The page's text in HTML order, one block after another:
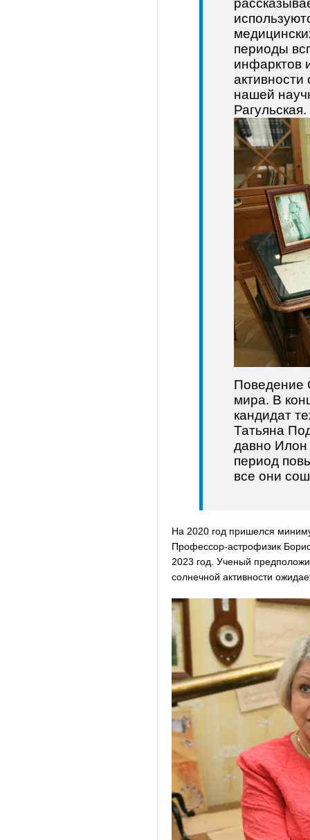
периоды
инфарктов
нашей
Рагульская.
Поведение
мира. В
кандидат
Татьяна
давно Илон
период
все они
На 2020 год пришелся
Профессор-астрофизик
2023 год. Ученый
солнечной активности